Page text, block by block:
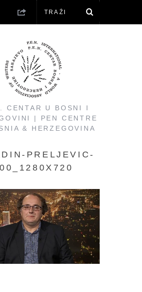
CENTAR U BOSNI I
| PEN CENTRE
& HERZEGOVINA
PRELJEVIC-